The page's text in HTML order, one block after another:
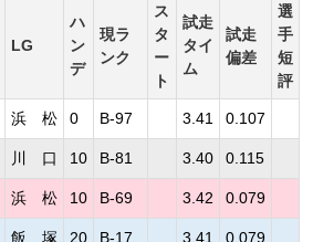
LG
ハ
ン
デ
現ラ
ンク
ス
タ
ー
ト
試走
タイ
ム
試走
偏差
選
手
短
評
浜 松 0 B-97 3.41 0.107
川 口 10 B-81 3.40 0.115
浜 松 10 B-69 3.42 0.079
飯 塚 20 B-17 3.41 0.079